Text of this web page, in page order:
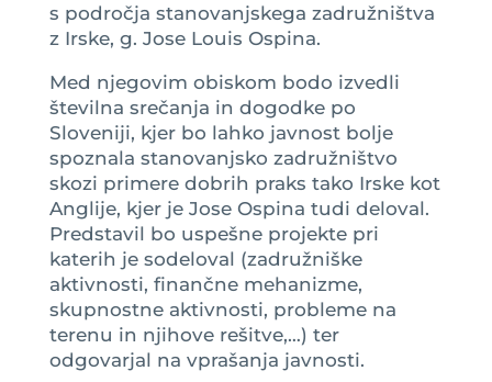
s področja stanovanjskega zadružništva
z Irske, g. Jose Louis Ospina.
Med njegovim obiskom bodo izvedli
številna srečanja in dogodke po
Sloveniji, kjer bo lahko javnost bolje
spoznala stanovanjsko zadružništvo
skozi primere dobrih praks tako Irske kot
Anglije, kjer je Jose Ospina tudi deloval.
Predstavil bo uspešne projekte pri
katerih je sodeloval (zadružniške
aktivnosti, finančne mehanizme,
skupnostne aktivnosti, probleme na
terenu in njihove rešitve,…) ter
odgovarjal na vprašanja javnosti.